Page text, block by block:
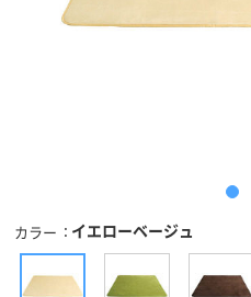
カラー イエローベージュ